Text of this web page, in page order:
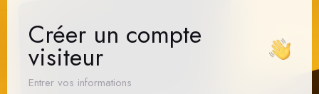
Créer un compte
visiteur
Entrer vos informations